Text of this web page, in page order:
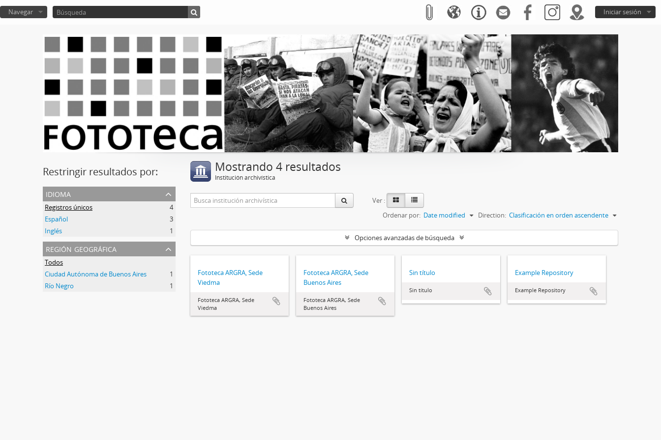
Iniciar sesión
Navegar
Restringir resultados por:
idioma
Registros únicos
4
Español
3
Inglés
1
región geográfica
Todos
Ciudad Autónoma de Buenos Aires
1
Río Negro
1
Mostrando 4 resultados
Institución archivística
Ver :
Ordenar por: Date modified Direction: Clasificación en orden ascendente
Opciones avanzadas de búsqueda
Fototeca ARGRA, Sede
Viedma
Fototeca ARGRA, Sede
Viedma
Fototeca ARGRA, Sede
Buenos Aires
Fototeca ARGRA, Sede
Buenos Aires
Sin título
Sin título
Example Repository
Example Repository